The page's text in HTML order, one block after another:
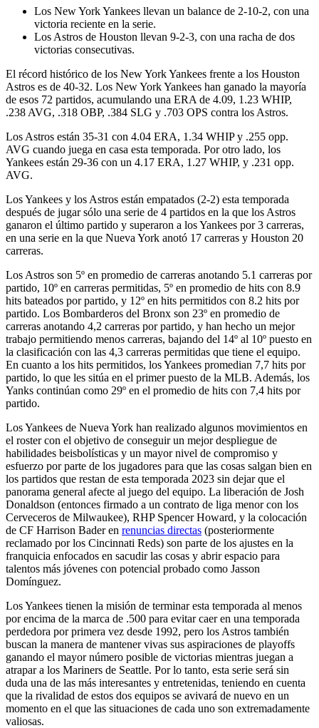
Los New York Yankees llevan un balance de 2-10-2, con una
victoria reciente en la serie.
Los Astros de Houston llevan 9-2-3, con una racha de dos
victorias consecutivas.
El récord histórico de los New York Yankees frente a los Houston
Astros es de 40-32. Los New York Yankees han ganado la mayoría
de esos 72 partidos, acumulando una ERA de 4.09, 1.23 WHIP,
.238 AVG, .318 OBP, .384 SLG y .703 OPS contra los Astros.
Los Astros están 35-31 con 4.04 ERA, 1.34 WHIP y .255 opp.
AVG cuando juega en casa esta temporada. Por otro lado, los
Yankees están 29-36 con un 4.17 ERA, 1.27 WHIP, y .231 opp.
AVG.
Los Yankees y los Astros están empatados (2-2) esta temporada
después de jugar sólo una serie de 4 partidos en la que los Astros
ganaron el último partido y superaron a los Yankees por 3 carreras,
en una serie en la que Nueva York anotó 17 carreras y Houston 20
carreras.
Los Astros son 5º en promedio de carreras anotando 5.1 carreras por
partido, 10º en carreras permitidas, 5º en promedio de hits con 8.9
hits bateados por partido, y 12º en hits permitidos con 8.2 hits por
partido. Los Bombarderos del Bronx son 23º en promedio de
carreras anotando 4,2 carreras por partido, y han hecho un mejor
trabajo permitiendo menos carreras, bajando del 14º al 10º puesto en
la clasificación con las 4,3 carreras permitidas que tiene el equipo.
En cuanto a los hits permitidos, los Yankees promedian 7,7 hits por
partido, lo que les sitúa en el primer puesto de la MLB. Además, los
Yanks continúan como 29º en el promedio de hits con 7,4 hits por
partido.
Los Yankees de Nueva York han realizado algunos movimientos en
el roster con el objetivo de conseguir un mejor despliegue de
habilidades beisbolísticas y un mayor nivel de compromiso y
esfuerzo por parte de los jugadores para que las cosas salgan bien en
los partidos que restan de esta temporada 2023 sin dejar que el
panorama general afecte al juego del equipo. La liberación de Josh
Donaldson (entonces firmado a un contrato de liga menor con los
Cerveceros de Milwaukee), RHP Spencer Howard, y la colocación
de CF Harrison Bader en renuncias directas (posteriormente
reclamado por los Cincinnati Reds) son parte de los ajustes en la
franquicia enfocados en sacudir las cosas y abrir espacio para
talentos más jóvenes con potencial probado como Jasson
Domínguez.
Los Yankees tienen la misión de terminar esta temporada al menos
por encima de la marca de .500 para evitar caer en una temporada
perdedora por primera vez desde 1992, pero los Astros también
buscan la manera de mantener vivas sus aspiraciones de playoffs
ganando el mayor número posible de victorias mientras juegan a
atrapar a los Mariners de Seattle. Por lo tanto, esta serie será sin
duda una de las más interesantes y entretenidas, teniendo en cuenta
que la rivalidad de estos dos equipos se avivará de nuevo en un
momento en el que las situaciones de cada uno son extremadamente
valiosas.